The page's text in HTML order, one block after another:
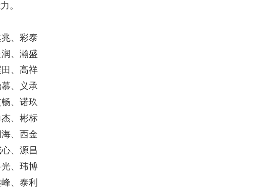
。
、彩泰
、瀚盛
、高祥
、义承
、诺玖
、彬标
、西金
、源昌
、玮博
、泰利